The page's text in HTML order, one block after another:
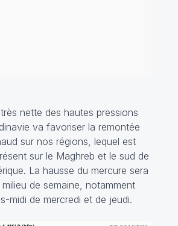
nette des hautes pressions
va favoriser la remontée
sur nos régions, lequel est
sur le Maghreb et le sud de
La hausse du mercure sera
de semaine, notamment
midi de mercredi et de jeudi.